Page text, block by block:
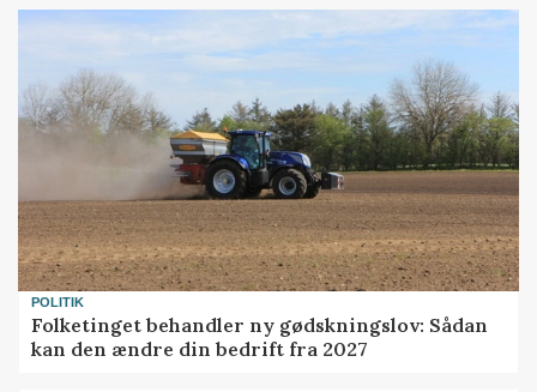
POLITIK
Folketinget behandler ny gødskningslov: Sådan
kan den ændre din bedrift fra 2027